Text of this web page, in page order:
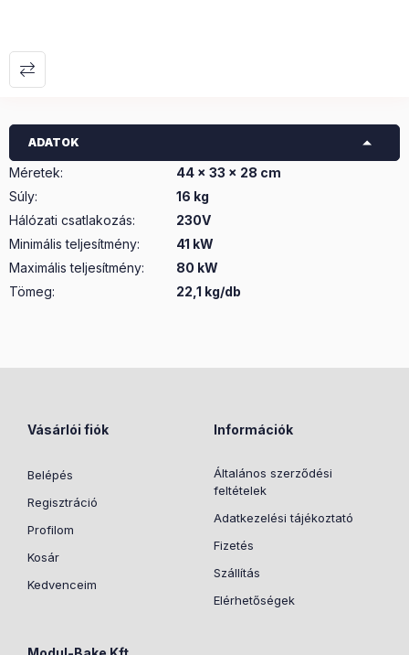
ADATOK
Méretek:
44 x 33 x 28 cm
Súly:
16 kg
Hálózati csatlakozás:
230V
Minimális teljesítmény:
41 kW
Maximális teljesítmény:
80 kW
Tömeg:
22,1 kg/db
Vásárlói fiók
Belépés
Regisztráció
Profilom
Kosár
Kedvenceim
Információk
Általános szerződési
feltételek
Adatkezelési tájékoztató
Fizetés
Szállítás
Elérhetőségek